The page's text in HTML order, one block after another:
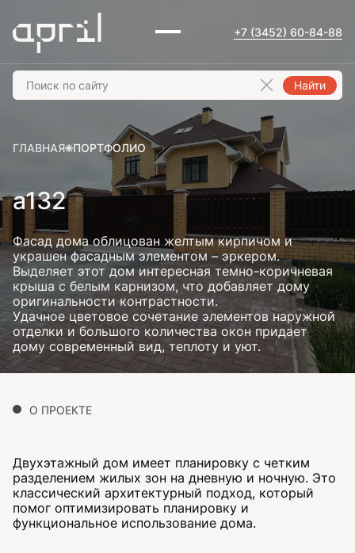
+7 (3452) 60-84-88
Найти
ГЛАВНАЯ ПОРТФОЛИО
a132
Фасад дома облицован желтым кирпичом и
украшен фасадным элементом – эркером.
Выделяет этот дом интересная темно-коричневая
крыша с белым карнизом, что добавляет дому
оригинальности контрастности.
Удачное цветовое сочетание элементов наружной
отделки и большого количества окон придает
дому современный вид, теплоту и уют.
О ПРОЕКТЕ
Двухэтажный дом имеет планировку с четким
разделением жилых зон на дневную и ночную. Это
классический архитектурный подход, который
помог оптимизировать планировку и
функциональное использование дома.